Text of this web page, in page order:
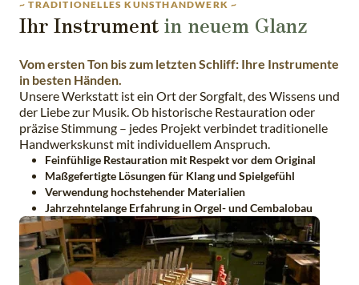
~ TRADITIONELLES KUNSTHANDWERK ~
Ihr Instrument in neuem Glanz
Vom ersten Ton bis zum letzten Schliff: Ihre Instrumente
in besten Händen.
Unsere Werkstatt ist ein Ort der Sorgfalt, des Wissens und
der Liebe zur Musik. Ob historische Restauration oder
präzise Stimmung – jedes Projekt verbindet traditionelle
Handwerkskunst mit individuellem Anspruch.
Feinfühlige Restauration mit Respekt vor dem Original
Maßgefertigte Lösungen für Klang und Spielgefühl
Verwendung hochstehender Materialien
Jahrzehntelange Erfahrung in Orgel- und Cembalobau